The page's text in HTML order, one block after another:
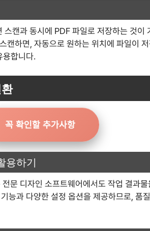
캔과 동시에 PDF 파일로 저장하는 것이
캔하면, 자동으로 원하는 위치에 파일이
용합니다.
꼭 확인할 추가사항
용하기
문 디자인 소프트웨어에서도 작업 결과
능과 다양한 설정 옵션을 제공하므로, 품